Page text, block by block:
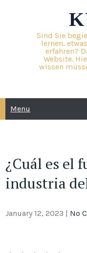
Sind Sie
lernen,
erfahren?
Website.
wissen
Menu
¿Cuál es el
industria
January 12, 2023 | No